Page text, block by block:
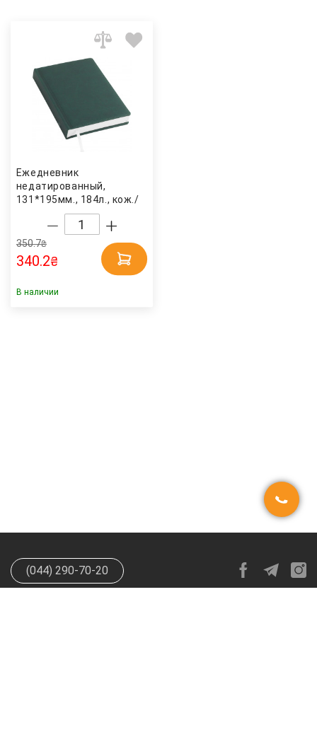
Ежедневник
недатированный,
131*195мм., 184л., кож./
зам., линия, зелен.
BuroMax
350.7₴
340.2₴
В наличии
(044) 290-70-20